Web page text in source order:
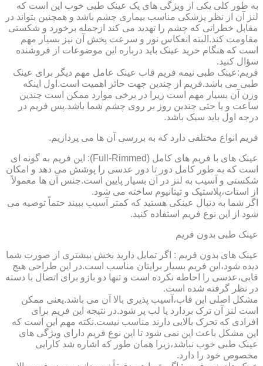
به طور کلی یکی از ویژگی های یک عینک طبی خوب این است که
لنز آن از نظر پزشکی مناسب بیماری چشم باشد و همچنین بتواند در
مقابل خطراتی که چشم را تهدید می کند ازجمله برخورد و شکستی
مقاومت کند.البته انعکاس نور و سرعت پخش آن نیز بسیار مهم
است که هنگام خرید عینک باید درباره این موضوعات از فروشنده
سؤال کنید.
فریم:عینک طبی نیمه فریم قاب عینک عامل مهم دیگر برای عینک
طبی می باشد.فریم از چندین جهت حائز اهمیت است.اول اینکه
وزن آن بسیار مهم است زیرا در برخی موارد ممکن است چندین
ساعت و یا حتی چندین روز بر روی چشم شما باشد.پس فریم در
درجه اول باید سبک باشد.
فریم انواع مختلفی دارد که به بررسی آن ها می پردازیم.
عینک های با فریم های کامل (Full-Rimmed): این فریم به گونه ای
است که به طور کامل دور تا دور عدسی را پوشش می دهد و امکان
شکستی و آسیب به لنز در آن بسیار پایین است.جنس آن ها معمولاً
از استات،پلاستیک و تیتانیوم ساخته می شود.
اگر شما به دنبال عینکی هستید که کمتر آسیب ببیند حتماً توصیه می
شود از این نوع فریم استفاده کنید.
عینک طبی بدون فریم
عینک های بدون فریم : اگر تمایل دارید بخش بیشتری از صورت شما
دیده شود،این فریم بسیار برایتان مناسب است.در این طراحی هیچ
قابی،عدسی را احاطه نکرده است و تنها دو بازو برای اتصال با دسته
در نظر گرفته شده است.
مشکل اصلی این قاب،آسیب پذیری بالا آن می باشد.یعنی ممکن
است لنز آن ترک بردارد یا لب پر شود.در نتیجه این فریم برای
افرادی که تحرک بالایی دارند مناسب نیست.نکته مهم این است که
این مشکل باعث این نمی شود تا این نوع فریم دارای ویژگی های
عینک طبی خوب نباشد،زیرا همان طور که اشاره شد کارایی
مخصوص خود را دارد.